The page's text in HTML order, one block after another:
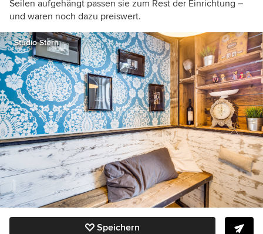
Seilen aufgehängt passen sie zum Rest der Einrichtung –
und waren noch dazu preiswert.
Studio Stern
Speichern